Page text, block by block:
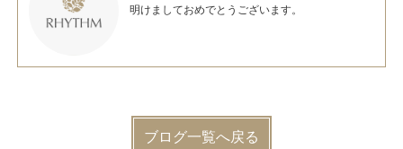
明けましておめでとうございます。
ブログ一覧へ戻る